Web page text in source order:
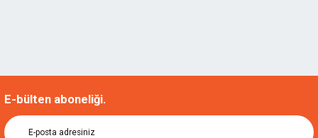
E-bülten aboneliği.